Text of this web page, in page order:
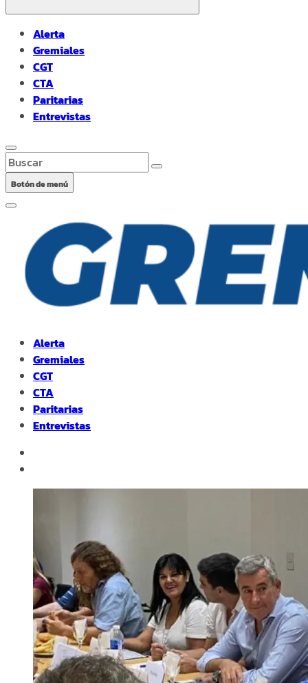
Alerta
Gremiales
CGT
CTA
Paritarias
Entrevistas
Buscar
Botón de menú
Alerta
Gremiales
CGT
CTA
Paritarias
Entrevistas